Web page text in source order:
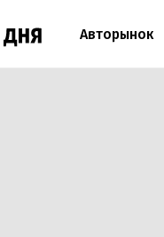
Авторынок